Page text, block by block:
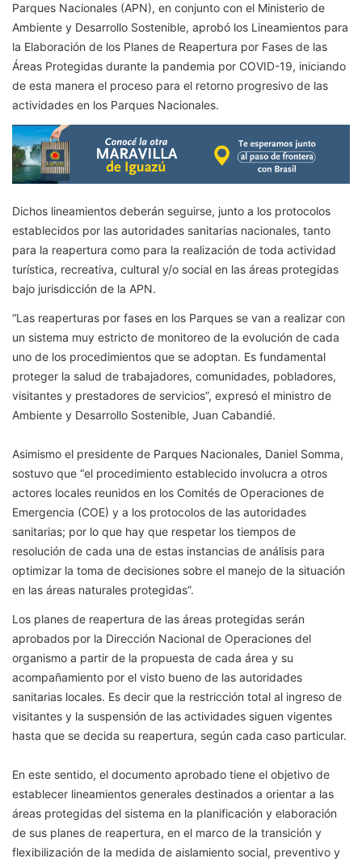
Parques Nacionales (APN), en conjunto con el Ministerio de
Ambiente y Desarrollo Sostenible, aprobó los Lineamientos para
la Elaboración de los Planes de Reapertura por Fases de las
Áreas Protegidas durante la pandemia por COVID-19, iniciando
de esta manera el proceso para el retorno progresivo de las
actividades en los Parques Nacionales.
Dichos lineamientos deberán seguirse, junto a los protocolos
establecidos por las autoridades sanitarias nacionales, tanto
para la reapertura como para la realización de toda actividad
turística, recreativa, cultural y/o social en las áreas protegidas
bajo jurisdicción de la APN.
“Las reaperturas por fases en los Parques se van a realizar con
un sistema muy estricto de monitoreo de la evolución de cada
uno de los procedimientos que se adoptan. Es fundamental
proteger la salud de trabajadores, comunidades, pobladores,
visitantes y prestadores de servicios”, expresó el ministro de
Ambiente y Desarrollo Sostenible, Juan Cabandié.
Asimismo el presidente de Parques Nacionales, Daniel Somma,
sostuvo que “el procedimiento establecido involucra a otros
actores locales reunidos en los Comités de Operaciones de
Emergencia (COE) y a los protocolos de las autoridades
sanitarias; por lo que hay que respetar los tiempos de
resolución de cada una de estas instancias de análisis para
optimizar la toma de decisiones sobre el manejo de la situación
en las áreas naturales protegidas”.
Los planes de reapertura de las áreas protegidas serán
aprobados por la Dirección Nacional de Operaciones del
organismo a partir de la propuesta de cada área y su
acompañamiento por el visto bueno de las autoridades
sanitarias locales. Es decir que la restricción total al ingreso de
visitantes y la suspensión de las actividades siguen vigentes
hasta que se decida su reapertura, según cada caso particular.
En este sentido, el documento aprobado tiene el objetivo de
establecer lineamientos generales destinados a orientar a las
áreas protegidas del sistema en la planificación y elaboración
de sus planes de reapertura, en el marco de la transición y
flexibilización de la medida de aislamiento social, preventivo y